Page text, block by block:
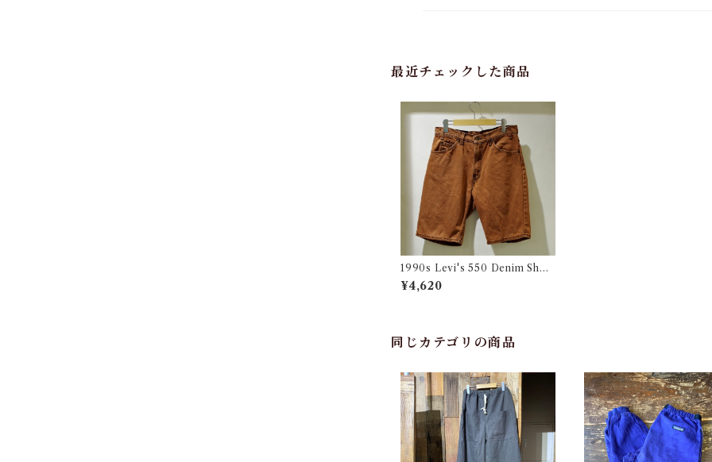
最近チェックした商品
1990s Levi's 550 Denim Shor
t Pants / 90年代 リーバイス デ
ニム ショーツ テラコッタ/ イレ
¥4,620
同じカテゴリの商品